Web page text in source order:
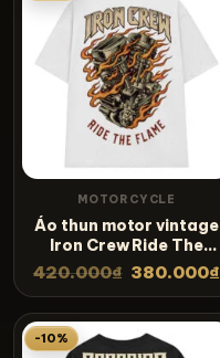
MOTORCYCLE
Áo thun motor vintage
Iron Crew Ride The
Flame – SPW4
420.000₫ 380.000₫
-10%